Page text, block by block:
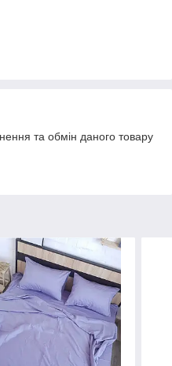
та обмін даного товару